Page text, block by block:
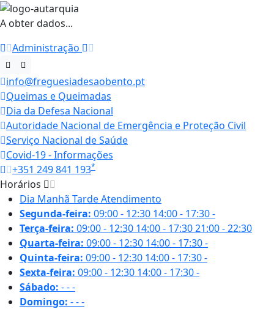
A obter dados...
Administração
info@freguesiadesaobento.pt
Queimas e Queimadas
Dia da Defesa Nacional
Autoridade Nacional de Emergência e Proteção Civil
Serviço Nacional de Saúde
Covid-19 - Informações
+351 249 841 193*
Horários
Dia Manhã TardeAtendimento
Segunda-feira: 09:00 - 12:30 14:00 - 17:30-
Terça-feira: 09:00 - 12:30 14:00 - 17:3021:00 - 22:30
Quarta-feira: 09:00 - 12:30 14:00 - 17:30-
Quinta-feira: 09:00 - 12:30 14:00 - 17:30-
Sexta-feira: 09:00 - 12:30 14:00 - 17:30-
Sábado: ---
Domingo: ---